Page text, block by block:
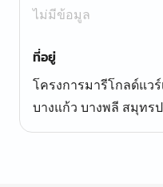
ไม่มีข้อมูล
ที่อยู่
โครงการมารีโกลด์แว
บางแก้ว บางพลี สมุทร